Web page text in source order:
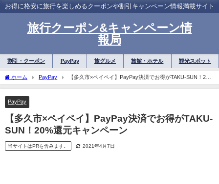
お得に格安に旅行を楽しめるクーポンや割引キャンペーン情報満載サイト
旅行クーポン&キャンペーン情
報局
割引・クーポン PayPay 旅グルメ 旅館・ホテル 観光スポット
ホーム PayPay
【多久市×ペイペイ】PayPay決済でお得がTAKU-SUN！20%
還元キャンペーン
PayPay
【多久市×ペイペイ】PayPay決済でお得がTAKU-
SUN！20%還元キャンペーン
当サイトはPRを含みます。 2021年4月7日